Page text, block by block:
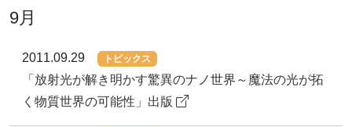
9月
2011.09.29 トピックス
「放射光が解き明かす驚異のナノ世界～魔法の光が拓
く物質世界の可能性」出版